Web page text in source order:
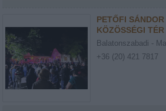
PETŐFI
KÖZÖSSÉGI TÉR
Balatonszabadi -
+36 (20) 421 7817